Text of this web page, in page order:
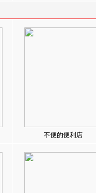
不便的便利店